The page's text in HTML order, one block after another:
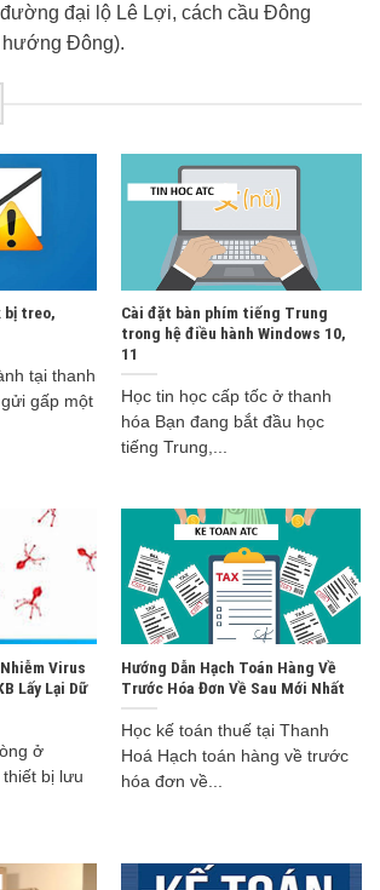
đại lộ Lê Lợi, cách cầu Đông
Đông).
bị treo,
tại thanh
gấp một
Cài đặt bàn phím tiếng Trung
trong hệ điều hành Windows 10,
11
Học tin học cấp tốc ở thanh
hóa Bạn đang bắt đầu học
tiếng Trung,...
Virus
Lấy Lại Dữ
ở
bị lưu
Hướng Dẫn Hạch Toán Hàng Về
Trước Hóa Đơn Về Sau Mới Nhất
Học kế toán thuế tại Thanh
Hoá Hạch toán hàng về trước
hóa đơn về...